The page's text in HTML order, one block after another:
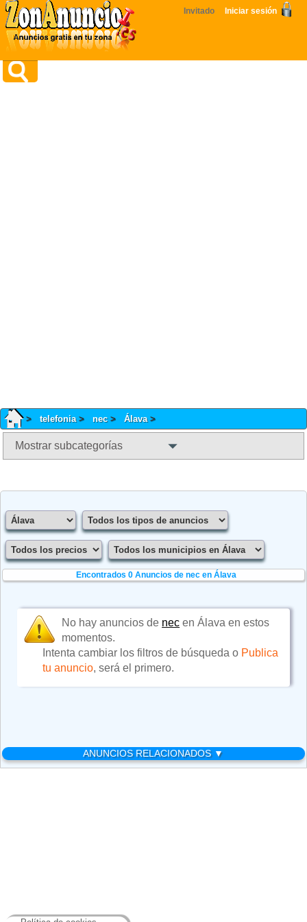
Invitado Iniciar sesión
telefonia nec Álava
Mostrar subcategorías
Encontrados 0Anuncios de nec en Álava
No hay anuncios de nec en Álava en estos
momentos.
Intenta cambiar los filtros de búsqueda o Publica
tu anuncio, será el primero.
ANUNCIOS RELACIONADOS ▼